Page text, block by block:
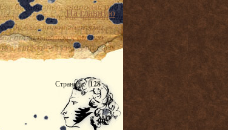
На главную
Страница: 128